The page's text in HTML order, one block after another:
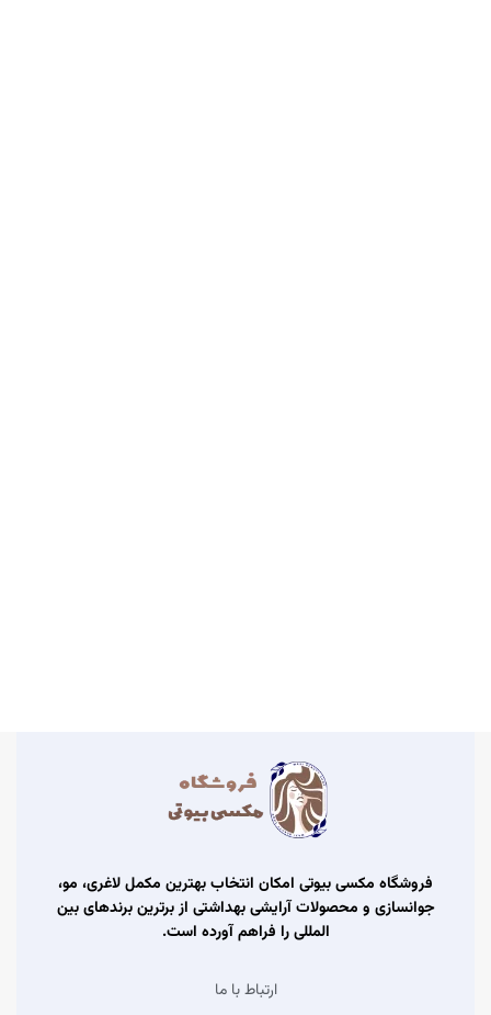
فروشگاه مکسی بیوتی امکان انتخاب بهترین مکمل لاغری، مو،
جوانسازی و محصولات آرایشی بهداشتی از برترین برندهای بین
المللی را فراهم آورده است.
ارتباط با ما